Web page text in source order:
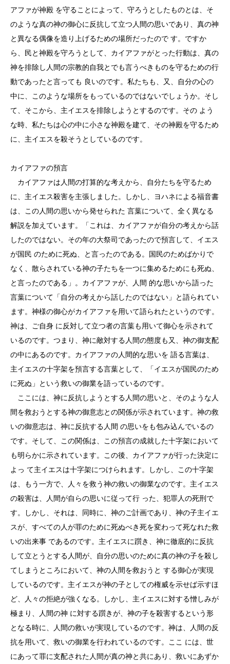
アファが神殿 を守ることによって、守ろうとしたものとは、そ
のような真の神の御心に反抗して立つ人間の思いであり、真の神
と異なる偶像を造り上げるための場所だったので す。ですか
ら、民と神殿を守ろうとして、カイアファがとった行動は、真の
神を排除し人間の宗教的自我とでも言うべきものを守るための行
動であったと言っても 良いのです。私たちも、又、自分の心の
中に、このような場所をもっているのではないでしょうか。そし
て、そこから、主イエスを排除しようとするのです。その よう
な時、私たちは心の中に小さな神殿を建て、その神殿を守るため
に、主イエスを殺そうとしているのです。
カイアファの預言
カイアファは人間の打算的な考えから、自分たちを守るため
に、主イエス殺害を主張しました。しかし、ヨハネによる福音書
は、この人間の思いから発せられた 言葉について、全く異なる
解説を加えています。「これは、カイアファが自分の考えから話
したのではない。その年の大祭司であったので預言して、イエス
が国民 のために死ぬ、と言ったのである。国民のためばかりで
なく、散らされている神の子たちを一つに集めるためにも死ぬ、
と言ったのである」。カイアファが、人間 的な思いから語った
言葉について「自分の考えから話したのではない」と語られてい
ます。神様の御心がカイアファを用いて語られたというのです。
神は、ご自身 に反対して立つ者の言葉も用いて御心を示されて
いるのです。つまり、神に敵対する人間の態度も又、神の御支配
の中にあるのです。カイアファの人間的な思いを 語る言葉は、
主イエスの十字架を預言する言葉として、「イエスが国民のため
に死ぬ」という救いの御業を語っているのです。
ここには、神に反抗しようとする人間の思いと、そのような人
間を救おうとする神の御意志との関係が示されています。神の救
いの御意志は、神に反抗する人間 の思いをも包み込んでいるの
です。そして、この関係は、この預言の成就した十字架において
も明らかに示されています。この後、カイアファが行った決定に
よっ て主イエスは十字架につけられます。しかし、この十字架
は、もう一方で、人々を救う神の救いの御業なのです。主イエス
の殺害は、人間が自らの思いに従って行 った、犯罪人の死刑で
す。しかし、それは、同時に、神のご計画であり、神の子主イエ
スが、すべての人が罪のために死ぬべき死を変わって死なれた救
いの出来事 であるのです。主イエスに躓き、神に徹底的に反抗
して立とうとする人間が、自分の思いのために真の神の子を殺し
てしまうところにおいて、神の人間を救おうと する御心が実現
しているのです。主イエスが神の子としての権威を示せば示すほ
ど、人々の拒絶が強くなる。しかし、主イエスに対する憎しみが
極まり、人間の神 に対する躓きが、神の子を殺害するという形
となる時に、人間の救いが実現しているのです。神は、人間の反
抗を用いて、救いの御業を行われているのです。ここ には、世
にあって罪に支配された人間が真の神と共にあり、救いにあずか